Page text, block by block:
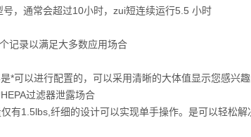
，通常会超过10小时，zui短连续运行5.5 小时
记录以满足大多数应用场合
*可以进行配置的，可以采用清晰的大体值显示您感兴趣
过滤器泄露场合
有1.5lbs,纤细的设计可以实现单手操作。是可以轻松解